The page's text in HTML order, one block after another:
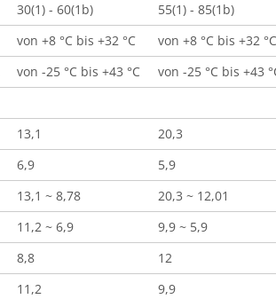
30(1) - 60(1b) 55(1) - 85(1b)
von +8 °C bis +32 °C von +8 °C bis +32 °C
von -25 °C bis +43 °C von -25 °C bis +43
13,1 20,3
6,9 5,9
13,1 ~ 8,78 20,3 ~ 12,01
11,2 ~ 6,9 9,9 ~ 5,9
8,8 12
11,2 9,9